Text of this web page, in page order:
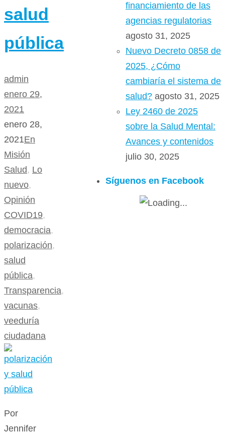
salud
pública
admin
enero 29,
2021
enero 28,
2021En
Misión
Salud , Lo
nuevo,
Opinión
COVID19,
democracia,
polarización,
salud
pública,
Transparencia,
vacunas,
veeduría
ciudadana
Por
Jennifer
financiamiento de las
agencias regulatorias
agosto 31, 2025
Nuevo Decreto 0858 de
2025, ¿Cómo
cambiaría el sistema de
salud? agosto 31, 2025
Ley 2460 de 2025
sobre la Salud Mental:
Avances y contenidos
julio 30, 2025
Síguenos en Facebook